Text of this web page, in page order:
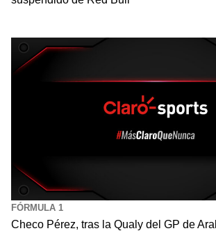
FÓRMULA 1
Checo Pérez, tras la Qualy del GP de